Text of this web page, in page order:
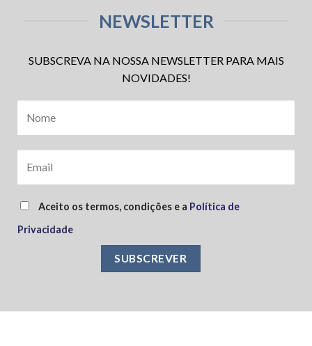
NEWSLETTER
SUBSCREVA NA NOSSA NEWSLETTER PARA MAIS
NOVIDADES!
Aceito os termos, condições e a Política de
Privacidade